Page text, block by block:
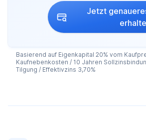
Jetzt
Basierend auf Eigenkapital 20% vom
Kaufnebenkosten / 10 Jahren
Tilgung / Effektivzins 3,70%